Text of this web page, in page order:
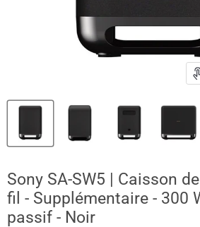
Sony SA-SW5 | Caisson
fil - Supplémentaire - 300
passif - Noir